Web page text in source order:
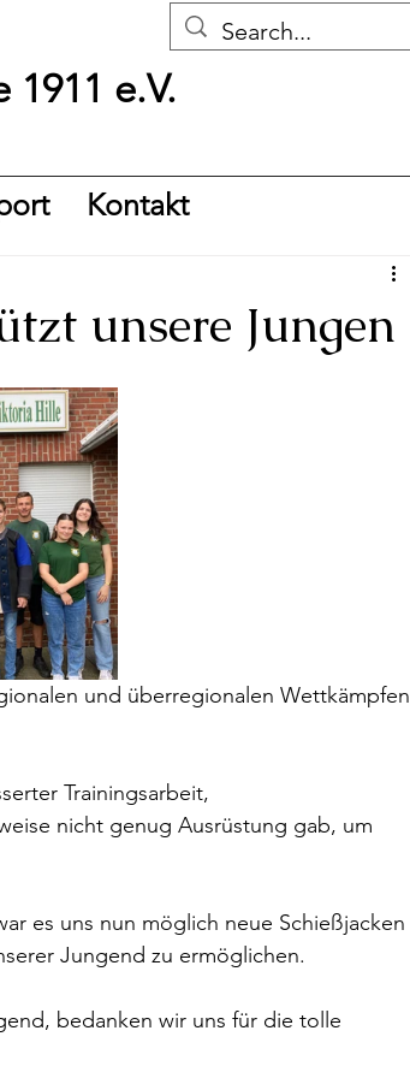
1911 e.V.
Kontakt
unsere Jungen
und überregionalen Wettkämpfen
Trainingsarbeit,
nicht genug Ausrüstung gab, um
es uns nun möglich neue Schießjacken
Jungend zu ermöglichen.
bedanken wir uns für die tolle